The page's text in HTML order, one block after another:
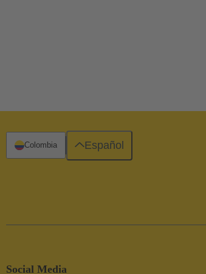
Social Media
Colombia Español